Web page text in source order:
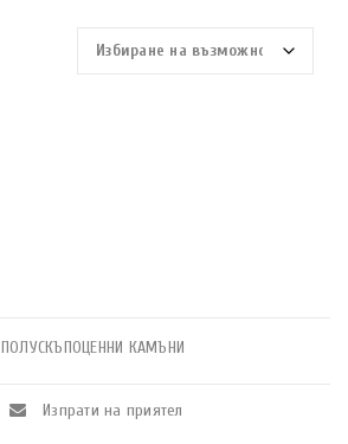
ПОЛУСКЪПОЦЕННИ КАМЪНИ
Изпрати на приятел